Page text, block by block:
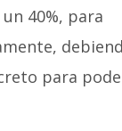
40%, para
para